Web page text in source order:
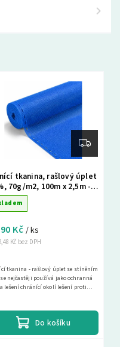
tkanina, rašlový úplet
70g/m2, 100m x 2,5m -
barva
Kč bez DPH
Kč/ ks
Do košíku
tkanina - rašlový úplet se stíněním
nejčastěji používá jako ochranná
lešení chránící okolí lešení proti